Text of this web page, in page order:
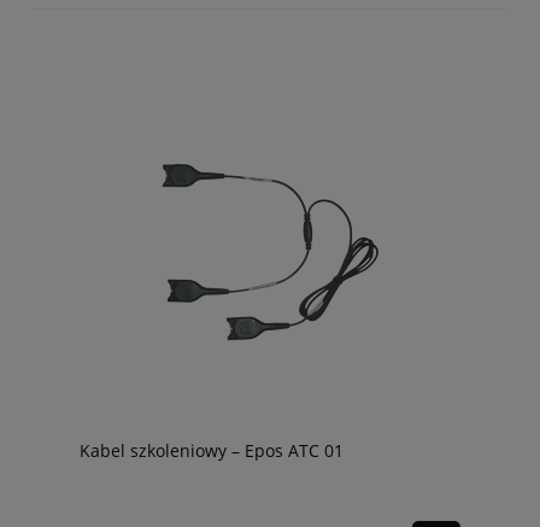
Kabel szkoleniowy – Epos ATC 01